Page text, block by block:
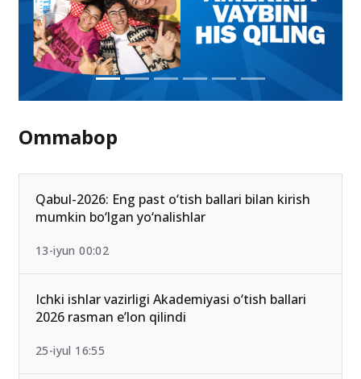
Ommabop
Qabul-2026: Eng past o‘tish ballari bilan kirish
mumkin bo‘lgan yo‘nalishlar
13-iyun 00:02
Ichki ishlar vazirligi Akademiyasi o‘tish ballari
2026 rasman e’lon qilindi